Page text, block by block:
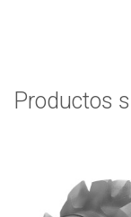
Productos